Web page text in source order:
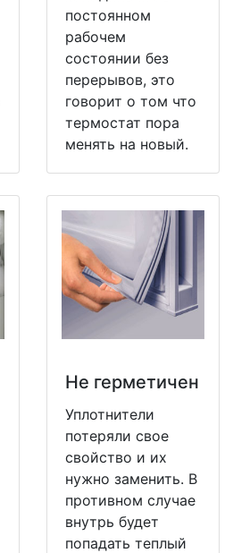
постоянном
рабочем
состоянии без
перерывов, это
говорит о том что
термостат пора
менять на новый.
Не герметичен
Уплотнители
потеряли свое
свойство и их
нужно заменить. В
противном случае
внутрь будет
попадать теплый